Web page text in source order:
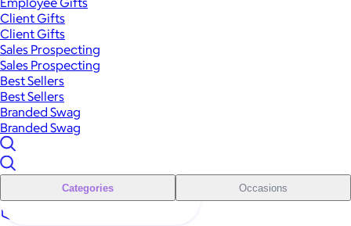
Client Gifts
Client Gifts
Sales Prospecting
Sales Prospecting
Best Sellers
Best Sellers
Branded Swag
Branded Swag
Categories Occasions